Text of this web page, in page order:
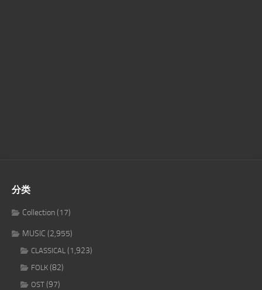
分类
Collection(17)
MUSIC (2,955)
CLASSICAL (1,923)
FOLK (82)
OST (97)